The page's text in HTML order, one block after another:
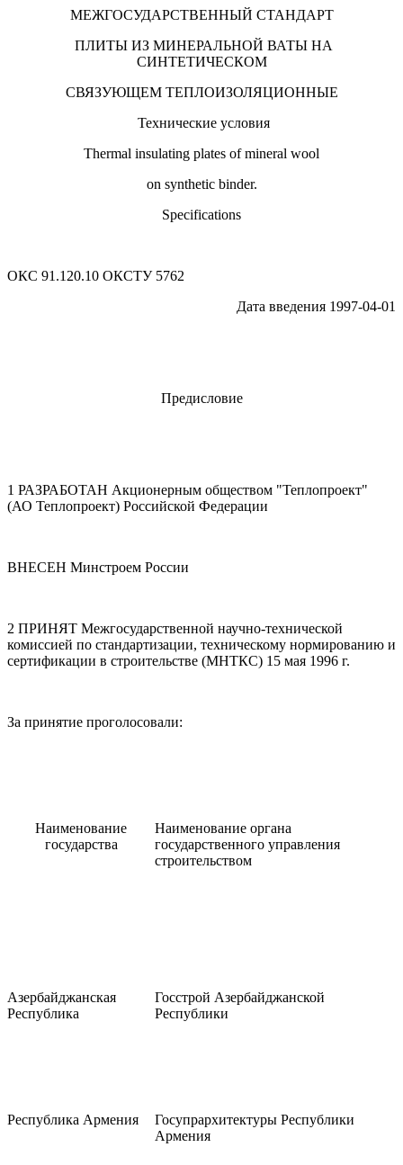
МЕЖГОСУДАРСТВЕННЫЙ СТАНДАРТ
ПЛИТЫ ИЗ МИНЕРАЛЬНОЙ ВАТЫ НА
СИНТЕТИЧЕСКОМ
СВЯЗУЮЩЕМ ТЕПЛОИЗОЛЯЦИОННЫЕ
Технические условия
Thermal insulating plates of mineral wool
on synthetic binder.
Specifications
ОКС 91.120.10 ОКСТУ 5762
Дата введения 1997-04-01
Предисловие
1 РАЗРАБОТАН Акционерным обществом "Теплопроект"
(АО Теплопроект) Российской Федерации
ВНЕСЕН Минстроем России
2 ПРИНЯТ Межгосударственной научно-технической
комиссией по стандартизации, техническому нормированию и
сертификации в строительстве (МНТКС) 15 мая 1996 г.
За принятие проголосовали:
Наименование
государства
Наименование органа
государственного управления
строительством
Азербайджанская
Республика
Госстрой Азербайджанской
Республики
Республика Армения
Госупрархитектуры Республики
Армения